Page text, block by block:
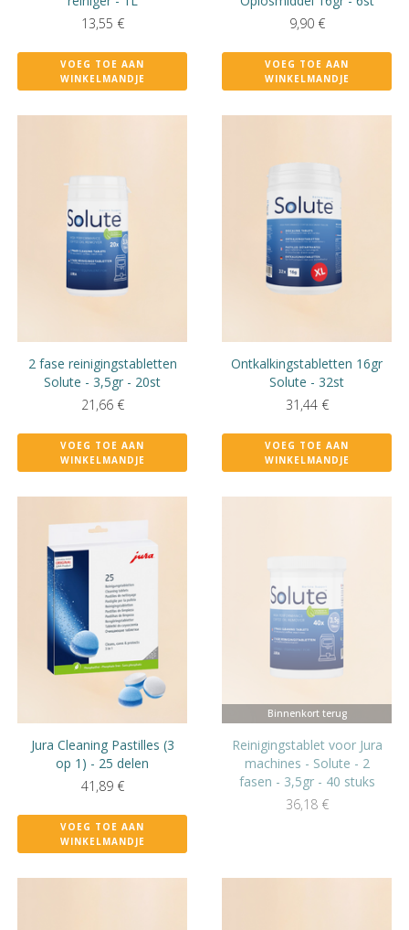
13,55 €
VOEG TOE AAN
WINKELMANDJE
9,90 €
VOEG TOE AAN
WINKELMANDJE
2 fase reinigingstabletten
Solute - 3,5gr - 20st
21,66 €
VOEG TOE AAN
WINKELMANDJE
Ontkalkingstabletten 16gr
Solute - 32st
31,44 €
VOEG TOE AAN
WINKELMANDJE
Jura Cleaning Pastilles (3
op 1) - 25 delen
41,89 €
VOEG TOE AAN
WINKELMANDJE
Binnenkort terug
Reinigingstablet voor Jura
machines - Solute - 2
fasen - 3,5gr - 40 stuks
36,18 €